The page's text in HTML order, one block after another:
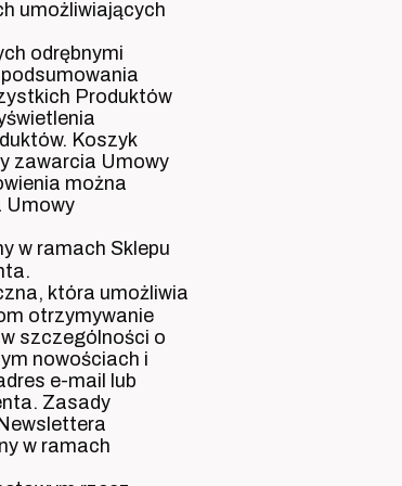
umożliwiających
odrębnymi
Produktów
Koszyk
zawarcia Umowy
można
Umowy
w ramach Sklepu
która umożliwia
otrzymywanie
szczególności o
nowościach i
e-mail lub
Zasady
w ramach